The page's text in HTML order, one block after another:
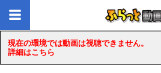
現在の環境では動画は視聴できません。
詳細はこちら